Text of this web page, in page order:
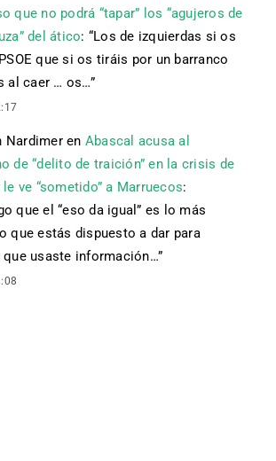
que no podrá “tapar” los “agujeros de
del ático: “Los de izquierdas si os
que si os tiráis por un barranco
al caer … os…”
Nardimeren Abascal acusa al
de “delito de traición” en la crisis de
ve “sometido” a Marruecos:
que el “eso da igual” es lo más
que estás dispuesto a dar para
que usaste información…”